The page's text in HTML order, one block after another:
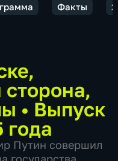
Факты
• Выпуск
года
Путин совершил